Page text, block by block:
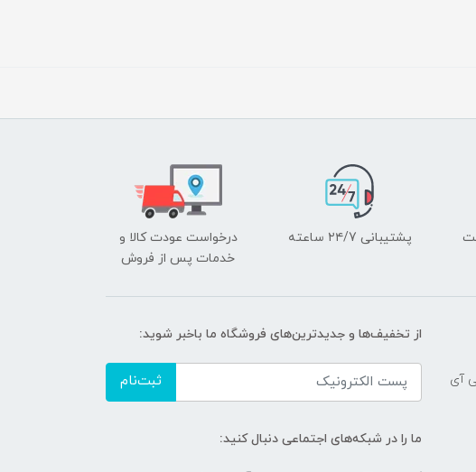
پشتیبانی ۲۴/7 ساعته
درخواست عودت کالا و
خدمات پس از فروش
آی
از تخفیف‌ها و جدیدترین‌های فروشگاه ما باخبر شوید:
ثبت‌نام
ما را در شبکه‌های اجتماعی دنبال کنید: